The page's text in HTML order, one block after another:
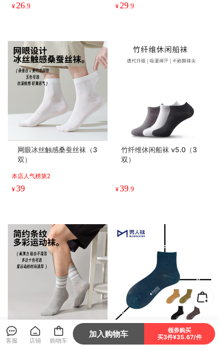
¥26.9
¥29.9
网眼冰丝触感桑蚕丝袜（3
双）
本店人气榜第2
¥39
竹纤维休闲船袜 v5.0（3
双）
¥39.9
简约条纹运动袜（4双）
Classic · 竹纤维经典款中筒
袜（3双）有加大码
客服 店铺 购物车
加入购物车
领券购买
买3件¥35.67/件